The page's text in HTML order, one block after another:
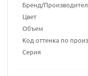
Бренд/
Цвет
Объем
Код оттенка по
Серия